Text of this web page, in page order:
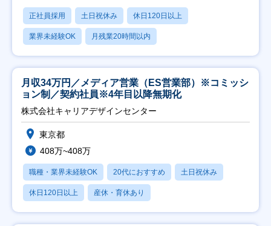
正社員採用 土日祝休み 休日120日以上
業界未経験OK 月残業20時間以内
月収34万円／メディア営業（ES営業部）※コミッシ
ョン制／契約社員※4年目以降無期化
株式会社キャリアデザインセンター
東京都
408万~408万
職種・業界未経験OK 20代におすすめ 土日祝休み
休日120日以上 産休・育休あり